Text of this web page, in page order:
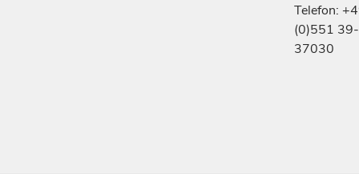
Telefon:
(0)551 39-
37030